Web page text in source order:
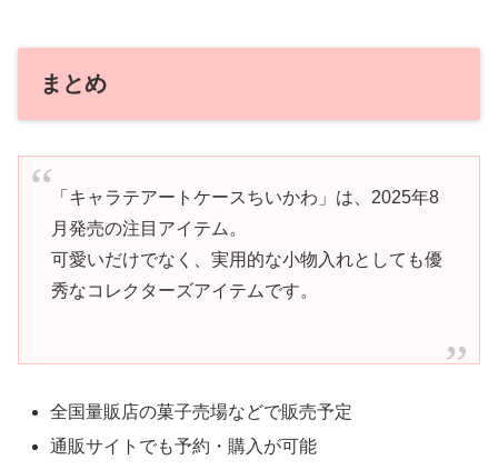
まとめ
「キャラテアートケースちいかわ」は、2025年8
月発売の注目アイテム。
可愛いだけでなく、実用的な小物入れとしても優
秀なコレクターズアイテムです。
全国量販店の菓子売場などで販売予定
通販サイトでも予約・購入が可能